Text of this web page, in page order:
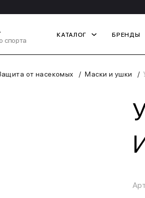
спорта
КАТАЛОГ БРЕНДЫ
от насекомых Маски и ушки